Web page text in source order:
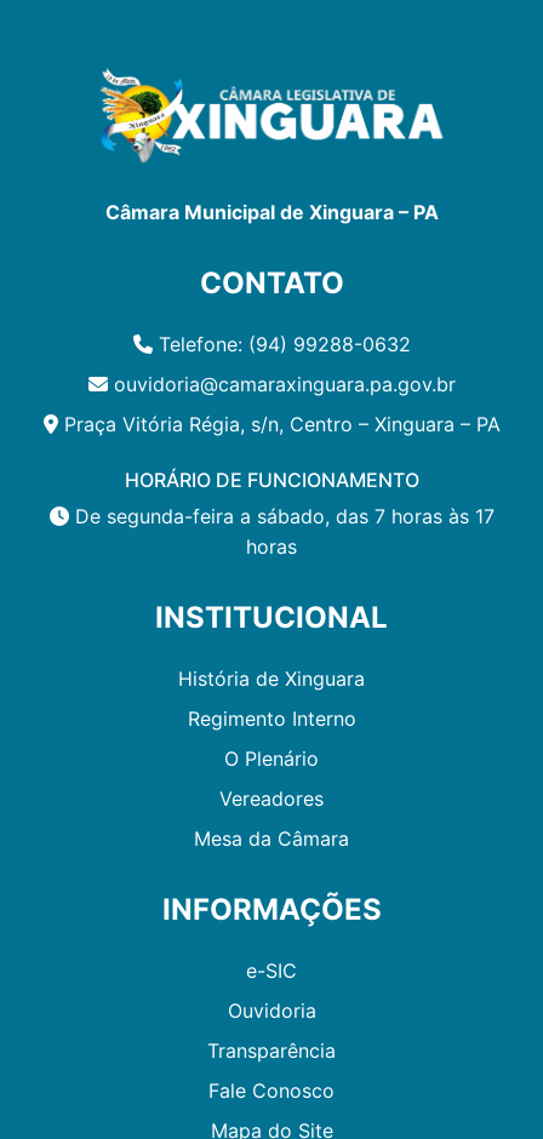
Câmara Municipal de Xinguara – PA
CONTATO
Telefone: (94) 99288-0632
ouvidoria@camaraxinguara.pa.gov.br
Praça Vitória Régia, s/n, Centro – Xinguara – PA
HORÁRIO DE FUNCIONAMENTO
De segunda-feira a sábado, das 7 horas às 17
horas
INSTITUCIONAL
História de Xinguara
Regimento Interno
O Plenário
Vereadores
Mesa da Câmara
INFORMAÇÕES
e-SIC
Ouvidoria
Transparência
Fale Conosco
Mapa do Site